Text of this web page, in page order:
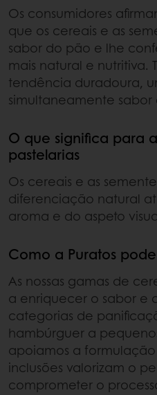
Os consumidores
que os cereais e as
sabor do pão e lhe
mais natural e nutritiva.
tendência duradoura,
simultaneamente
O que significa para
pastelarias
Os cereais e as
diferenciação natural
aroma e do aspeto
Como a Puratos
As nossas gamas de
a enriquecer o sabor e
categorias de
hambúrguer a
apoiamos a
inclusões valorizam o
comprometer o